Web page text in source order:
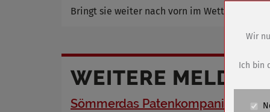
Bringt sie weiter nach vorn im Wettbewerb!
WEITERE
Sömmerdas Patenkompanie
Anbieter
Cookie
Cookie
Wir
Ich bin